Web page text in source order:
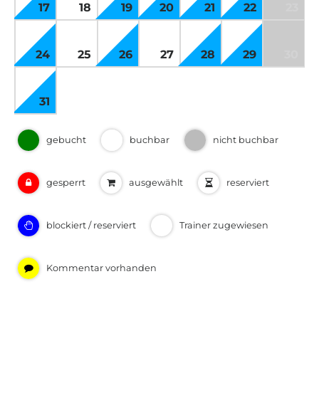
17 18 19 20 21 22
24 25 26 27 28 29
31
gebucht buchbar nicht buchbar
gesperrt ausgewählt reserviert
blockiert / reserviert Trainer zugewiesen
Kommentar vorhanden